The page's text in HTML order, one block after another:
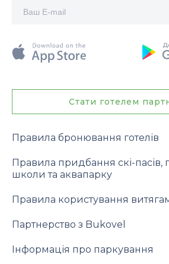
Правила бронювання готелів
Правила придбання скі-пасів,
школи та аквапарку
Правила користування
Партнерство з Bukovel
Інформація про паркування
Стати готелем